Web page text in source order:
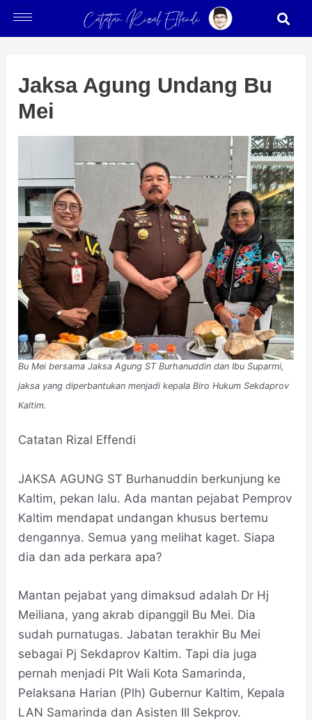
Skip
to
Jaksa Agung Undang Bu
Mei
Bu Mei bersama Jaksa Agung ST Burhanuddin dan Ibu Suparmi,
jaksa yang diperbantukan menjadi kepala Biro Hukum Sekdaprov
Kaltim.
Catatan Rizal Effendi
JAKSA AGUNG ST Burhanuddin berkunjung ke
Kaltim, pekan lalu. Ada mantan pejabat Pemprov
Kaltim mendapat undangan khusus bertemu
dengannya. Semua yang melihat kaget. Siapa
dia dan ada perkara apa?
Mantan pejabat yang dimaksud adalah Dr Hj
Meiliana, yang akrab dipanggil Bu Mei. Dia
sudah purnatugas. Jabatan terakhir Bu Mei
sebagai Pj Sekdaprov Kaltim. Tapi dia juga
pernah menjadi Plt Wali Kota Samarinda,
Pelaksana Harian (Plh) Gubernur Kaltim, Kepala
LAN Samarinda dan Asisten III Sekprov.
Post
navigation